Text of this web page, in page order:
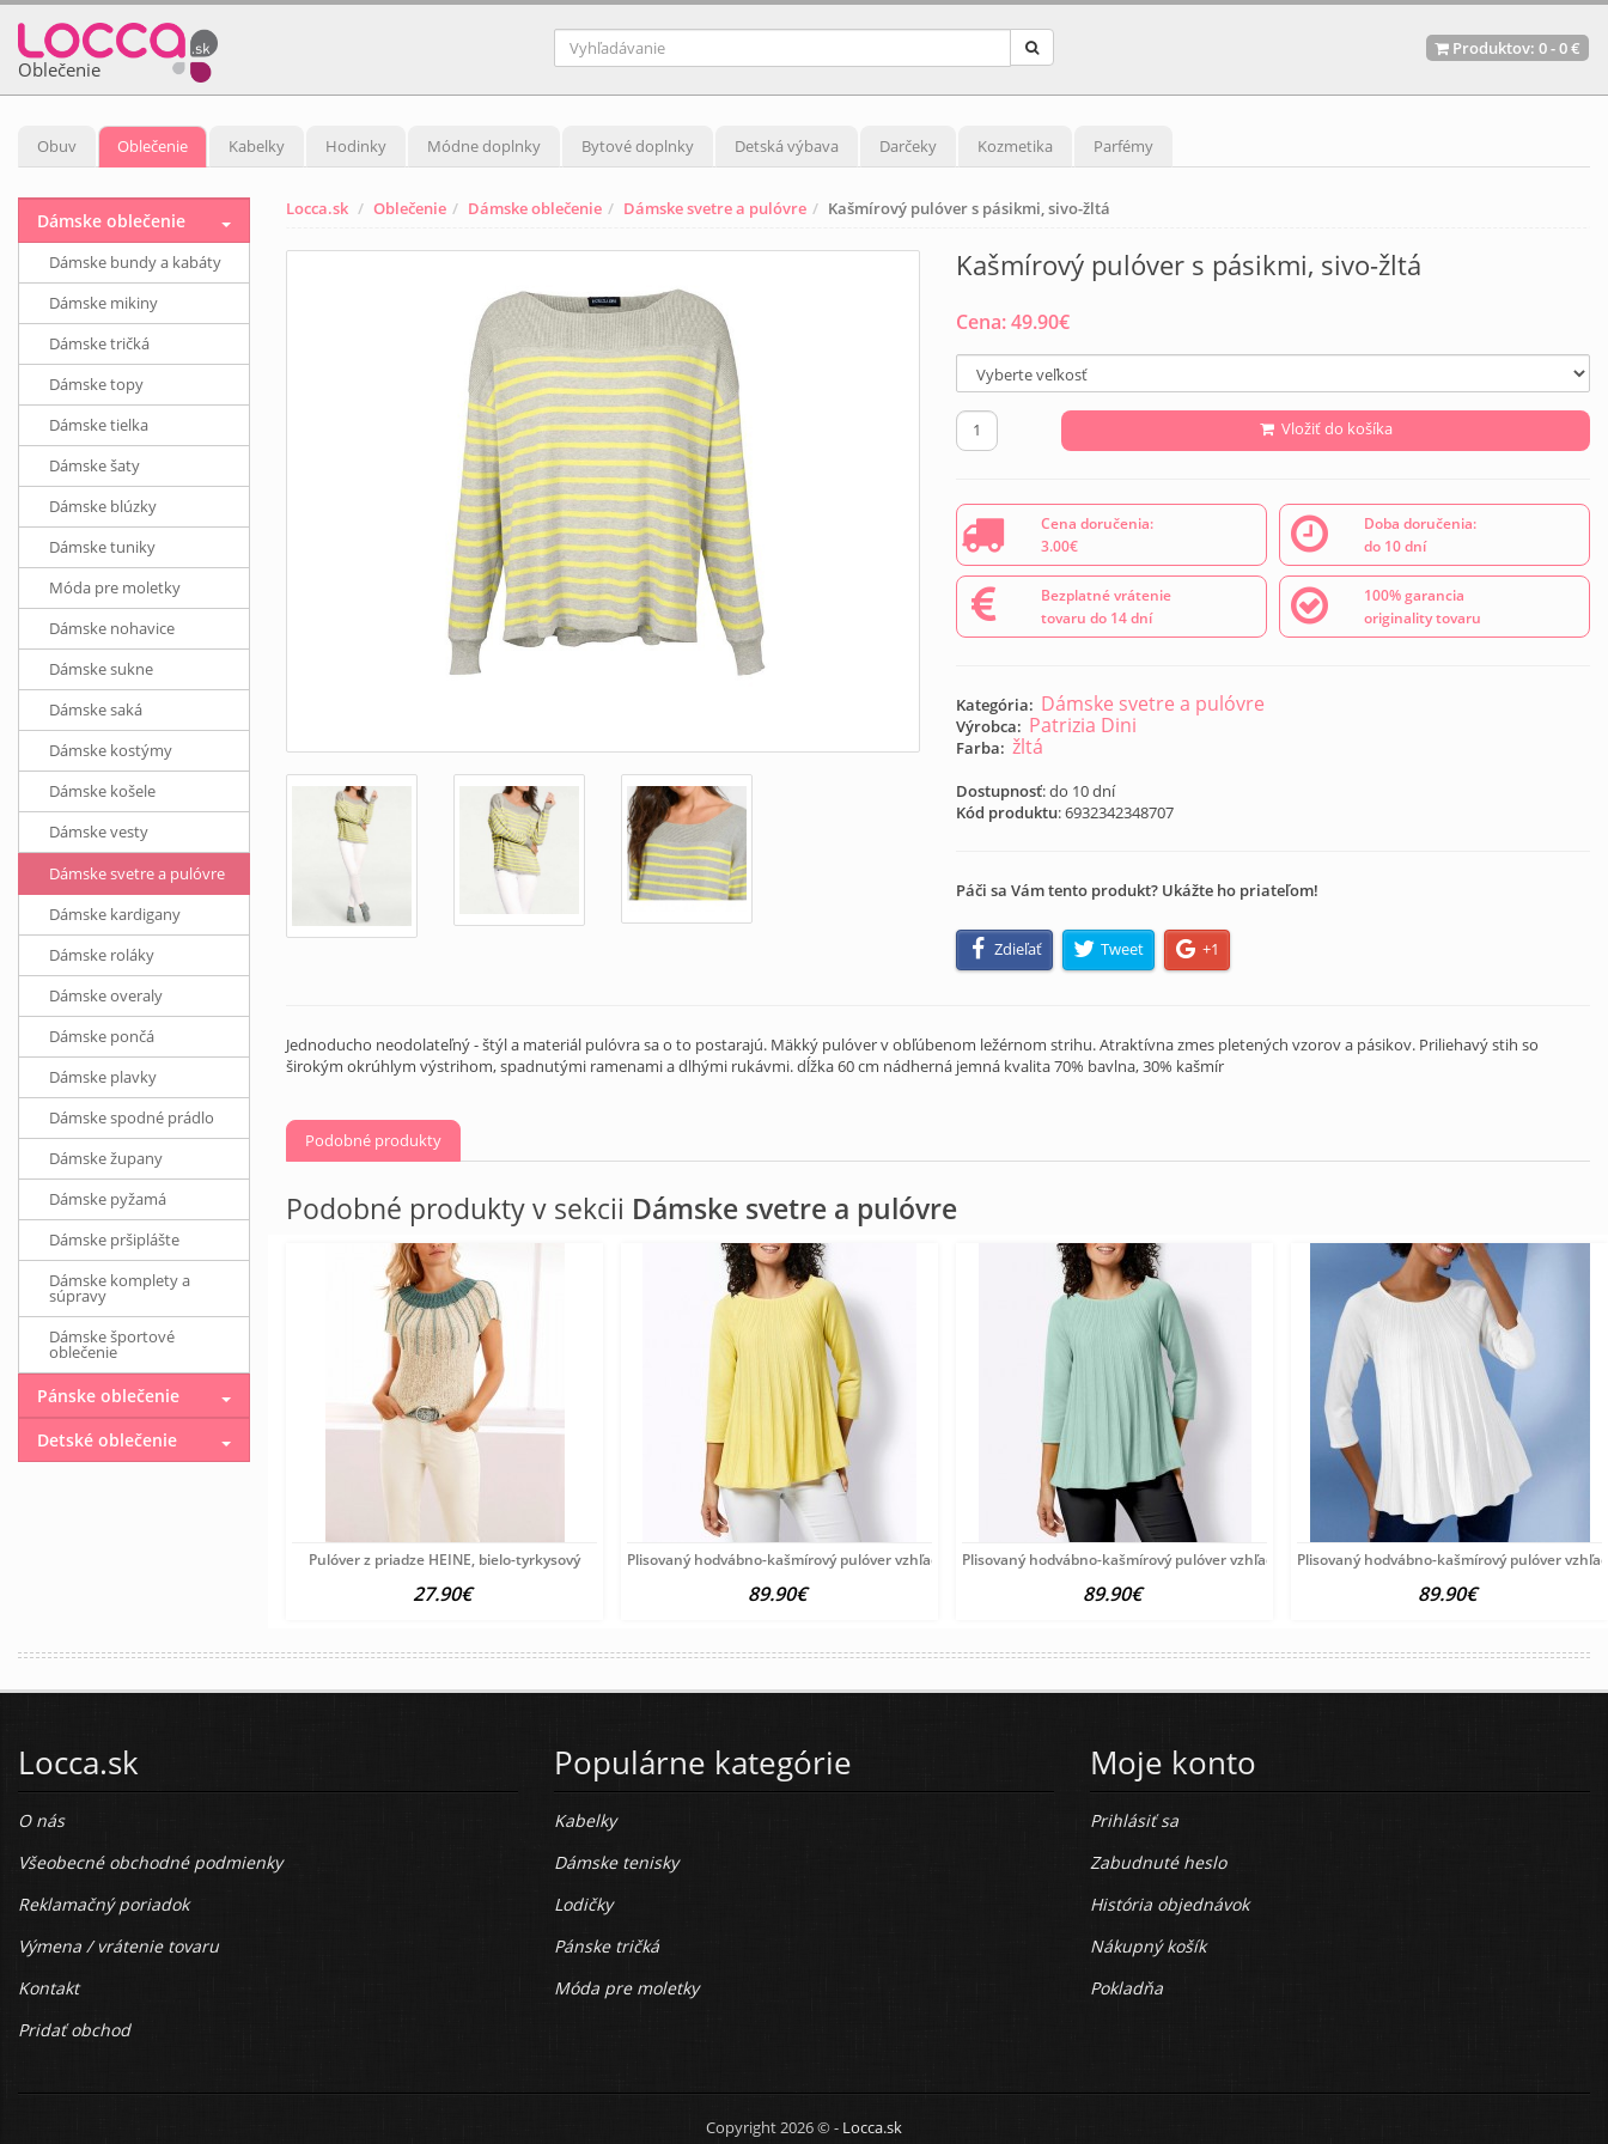
Oblečenie
Produktov: 0-0 €
Obuv Oblečenie Kabelky Hodinky Módne doplnky Bytové doplnky Detská výbava Darčeky Kozmetika Parfémy
Locca.sk Oblečenie Dámske oblečenie Dámske svetre a pulóvre Kašmírový pulóver s pásikmi, sivo-žltá
Kašmírový pulóver s pásikmi, sivo-žltá
Cena:49.90€
Vložiť do košíka
Cena doručenia:
3.00€
Doba doručenia:
do 10 dní
Bezplatné vrátenie
tovaru do 14 dní
100% garancia
originality tovaru
Kategória: Dámske svetre a pulóvre
Výrobca: Patrizia Dini
Farba: žltá
Dostupnosť: do 10 dní
Kód produktu:6932342348707
Páči sa Vám tento produkt? Ukážte ho priateľom!
Zdieľať Tweet +1
Jednoducho neodolateľný - štýl a materiál pulóvra sa o to postarajú. Mäkký pulóver v obľúbenom ležérnom strihu. Atraktívna zmes pletených vzorov a pásikov. Priliehavý stih so
širokým okrúhlym výstrihom, spadnutými ramenami a dlhými rukávmi. dĺžka 60 cm nádherná jemná kvalita 70% bavlna, 30% kašmír
Podobné produkty
Podobné produkty v sekcii Dámske svetre a pulóvre
Pulóver z priadze HEINE, bielo-tyrkysový
27.90€
Plisovaný hodvábno-kašmírový pulóver vzhľadom Création
89.90€
Plisovaný hodvábno-kašmírový pulóver vzhľadom Création
89.90€
Plisovaný hodvábno-kašmírový pulóver
89.90€
Dámske oblečenie
Dámske bundy a kabáty
Dámske mikiny
Dámske tričká
Dámske topy
Dámske tielka
Dámske šaty
Dámske blúzky
Dámske tuniky
Móda pre moletky
Dámske nohavice
Dámske sukne
Dámske saká
Dámske kostýmy
Dámske košele
Dámske vesty
Dámske svetre a pulóvre
Dámske kardigany
Dámske roláky
Dámske overaly
Dámske pončá
Dámske plavky
Dámske spodné prádlo
Dámske župany
Dámske pyžamá
Dámske pršiplášte
Dámske komplety a
súpravy
Dámske športové
oblečenie
Pánske oblečenie
Detské oblečenie
Locca.sk
O nás
Všeobecné obchodné podmienky
Reklamačný poriadok
Výmena / vrátenie tovaru
Kontakt
Pridať obchod
Populárne kategórie
Kabelky
Dámske tenisky
Lodičky
Pánske tričká
Móda pre moletky
Moje konto
Prihlásiť sa
Zabudnuté heslo
História objednávok
Nákupný košík
Pokladňa
Copyright 2026 © - Locca.sk